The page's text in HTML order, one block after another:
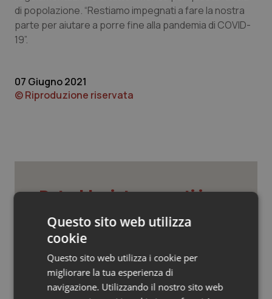
Valle D’Aosta
Oncodermatologia
Oncologia & Nutrizione
Quotidiano Chirurgia
Quotidiano Oncologia
Rene & patologie urogenitali
di popolazione. “Restiamo impegnati a fare la nostra
parte per aiutare a porre fine alla pandemia di COVID-
19”.
07 Giugno 2021
© Riproduzione riservata
Potrebbe interessarti in
Scienza e Farmaci
Ebola in Congo. Oms e Africa Cdc:
“Epidemia più veloce della risposta”.
Quasi 4mila casi e 1.801 morti
Questo sito web utilizza
cookie
Questo sito web utilizza i cookie per
migliorare la tua esperienza di
navigazione. Utilizzando il nostro sito web